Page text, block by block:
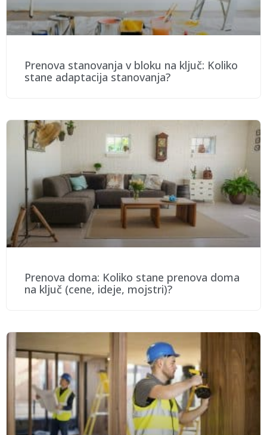
Prenova stanovanja v bloku na ključ: Koliko
stane adaptacija stanovanja?
Prenova doma: Koliko stane prenova doma
na ključ (cene, ideje, mojstri)?